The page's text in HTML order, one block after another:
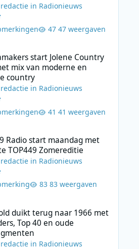
in Radionieuws
47 weergaven
start Jolene Country
mix van moderne en
country
in Radionieuws
41 weergaven
Radio start maandag met
TOP449 Zomereditie
in Radionieuws
83 weergaven
duikt terug naar 1966 met
Top 40 en oude
in Radionieuws